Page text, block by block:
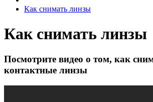
Как снимать линзы
Как снимать линзы
Посмотрите видео о том, как
контактные линзы